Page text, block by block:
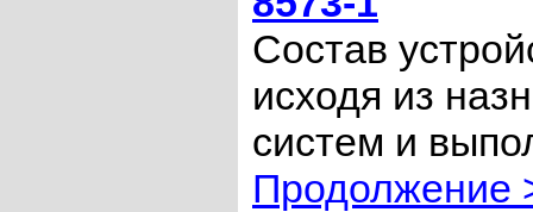
Состав
исходя из
систем и
Продолжение